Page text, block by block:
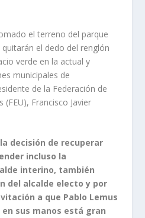
el terreno del parque
el dedo del renglón
verde en la actual y
municipales de
de la Federación de
(FEU), Francisco Javier
decisión de recuperar
incluso la
interino, también
del alcalde electo y por
a que Pablo Lemus
sus manos está gran